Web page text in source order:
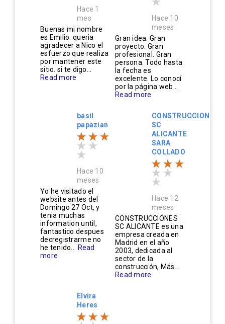
Hace 1
mes
Buenas mi nombre
es Emilio. queria
agradecer a Nico el
esfuerzo que realiza
por mantener este
sitio. si te digo...
Read more
Hace 10
meses
Gran idea. Gran
proyecto. Gran
profesional. Gran
persona. Todo hasta
la fecha es
excelente. Lo conocí
por la página web...
Read more
basil
papazian
Hace 10
meses
Yo he visitado el
website antes del
Domingo 27 Oct, y
tenia muchas
information until,
fantastico.despues
decregistrarme no
he tenido... Read
more
CONSTRUCCIONES
SC
ALICANTE
SARA
COLLADO
Hace 12
meses
CONSTRUCCIÓNES
SC ALICANTE es una
empresa creada en
Madrid en el año
2003, dedicada al
sector de la
construcción, Más...
Read more
Elvira
Heres